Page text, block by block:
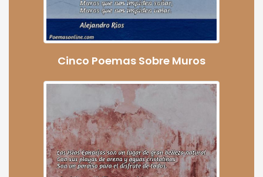
Cinco Poemas Sobre Muros